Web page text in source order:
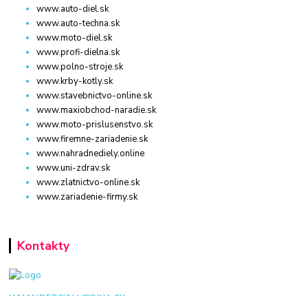
www.auto-diel.sk
www.auto-techna.sk
www.moto-diel.sk
www.profi-dielna.sk
www.polno-stroje.sk
www.krby-kotly.sk
www.stavebnictvo-online.sk
www.maxiobchod-naradie.sk
www.moto-prislusenstvo.sk
www.firemne-zariadenie.sk
www.nahradnediely.online
www.uni-zdrav.sk
www.zlatnictvo-online.sk
www.zariadenie-firmy.sk
Kontakty